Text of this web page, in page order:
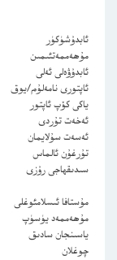
ئابدۇشۈكۈر
مۇھەممەتئىمىن
ئابدۇۋەلى ئەلى
ئاپتورى نامەلۇم/يوق
ياكى كۆپ ئاپتور
ئەخەت تۇردى
ئەسەت سۇلايمان
تۇرغۇن ئالماس
سىدىقھاجى رۇزى
مۇستافا ئىسلامئوغلى
مۇھەممەد يۈسۈپ
ياسىنجان سادىق
چوغلان